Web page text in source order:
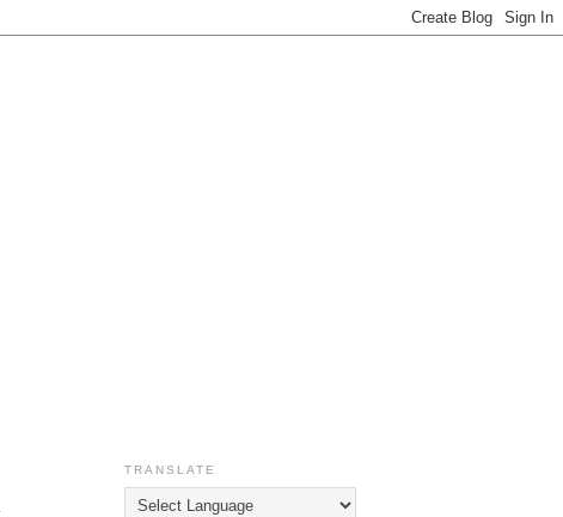
TRANSLATE